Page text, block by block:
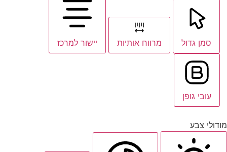
סמן גדול מרווח אותיות יישור למרכז
עובי גופן
מודולי צבע